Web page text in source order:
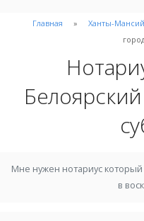
Главная
Ханты-
Мне нужен нотариус который
в